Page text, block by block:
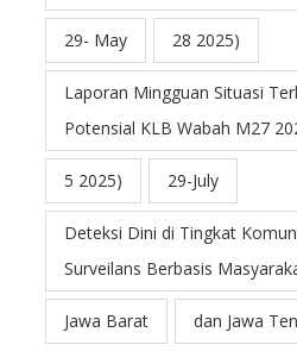
29- May 28 2025)
Laporan Mingguan Situasi
Potensial KLB Wabah M27
5 2025) 29-July
Deteksi Dini di Tingkat
Surveilans Berbasis
Jawa Barat dan Jawa